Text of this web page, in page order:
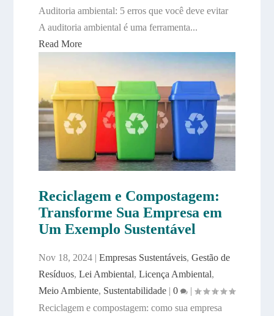
Auditoria ambiental: 5 erros que você deve evitar
A auditoria ambiental é uma ferramenta...
Read More
Reciclagem e Compostagem:
Transforme Sua Empresa em
Um Exemplo Sustentável
Nov 18, 2024| Empresas Sustentáveis, Gestão de
Resíduos, Lei Ambiental, Licença Ambiental,
Meio Ambiente, Sustentabilidade| 0
|
Reciclagem e compostagem: como sua empresa